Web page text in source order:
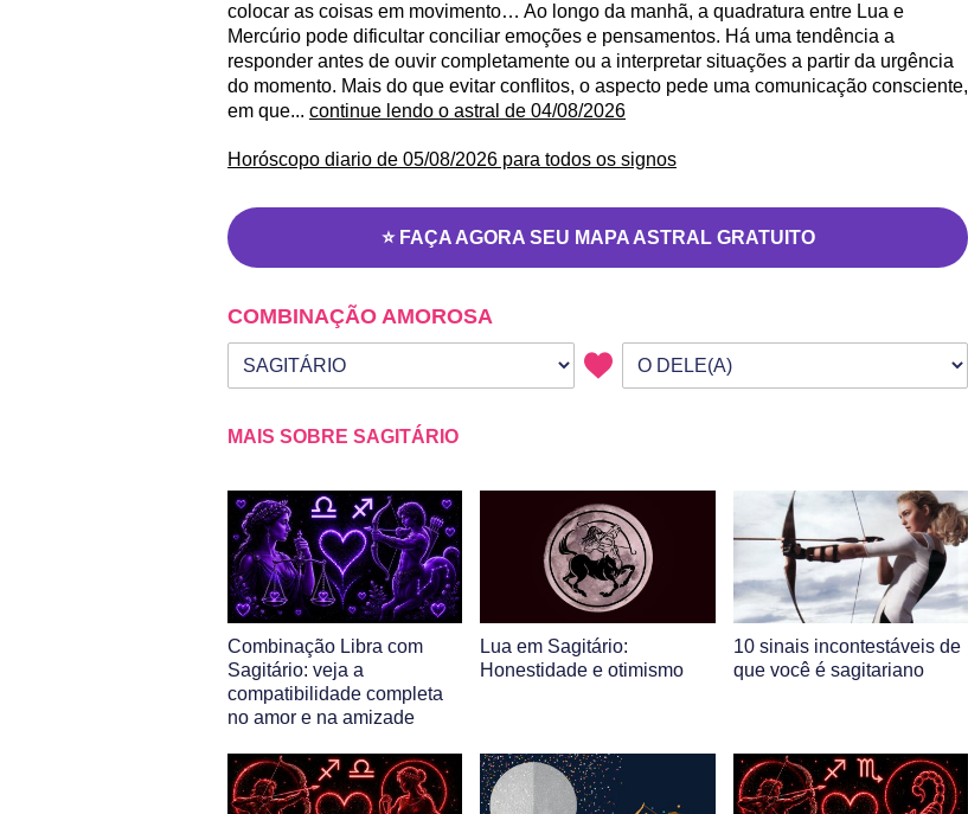
colocar as coisas em movimento… Ao longo da manhã, a quadratura entre Lua e
Mercúrio pode dificultar conciliar emoções e pensamentos. Há uma tendência a
responder antes de ouvir completamente ou a interpretar situações a partir da urgência
do momento. Mais do que evitar conflitos, o aspecto pede uma comunicação consciente,
em que... continue lendo o astral de 04/08/2026
Horóscopo diario de 05/08/2026 para todos os signos
⭐ FAÇA AGORA SEU MAPA ASTRAL GRATUITO
COMBINAÇÃO AMOROSA
Seu signo
Signo da outra pessoa
MAIS SOBRE SAGITÁRIO
Combinação Libra com
Sagitário: veja a
compatibilidade completa
no amor e na amizade
Lua em Sagitário:
Honestidade e otimismo
10 sinais incontestáveis de
que você é sagitariano